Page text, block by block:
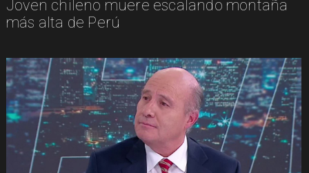
Joven chileno muere escalando montaña
más alta de Perú